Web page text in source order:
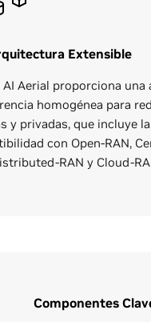
Extensible
AI Aerial proporciona
homogénea para
y privadas, que incluye la
con Open-RAN,
RAN y Cloud-
Componentes